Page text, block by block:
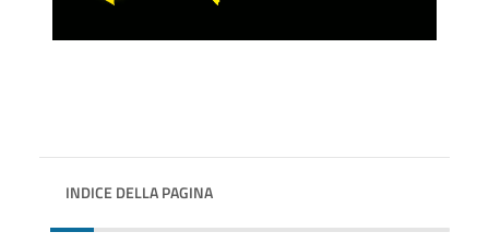
INDICE DELLA PAGINA